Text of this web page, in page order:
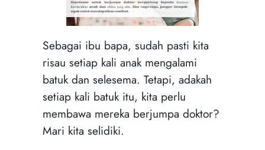
Sebagai ibu bapa, sudah pasti kita
risau setiap kali anak mengalami
batuk dan selesema. Tetapi, adakah
setiap kali batuk itu, kita perlu
membawa mereka berjumpa doktor?
Mari kita selidiki.